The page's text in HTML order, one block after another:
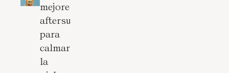
mejores
aftersun
para
calmar
la